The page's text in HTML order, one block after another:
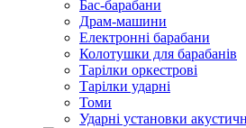
Бас-барабани
Драм-машини
Електронні барабани
Колотушки для барабанів
Тарілки оркестрові
Тарілки ударні
Томи
Ударні установки